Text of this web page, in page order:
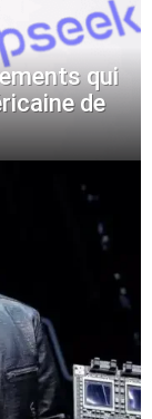
qui
de